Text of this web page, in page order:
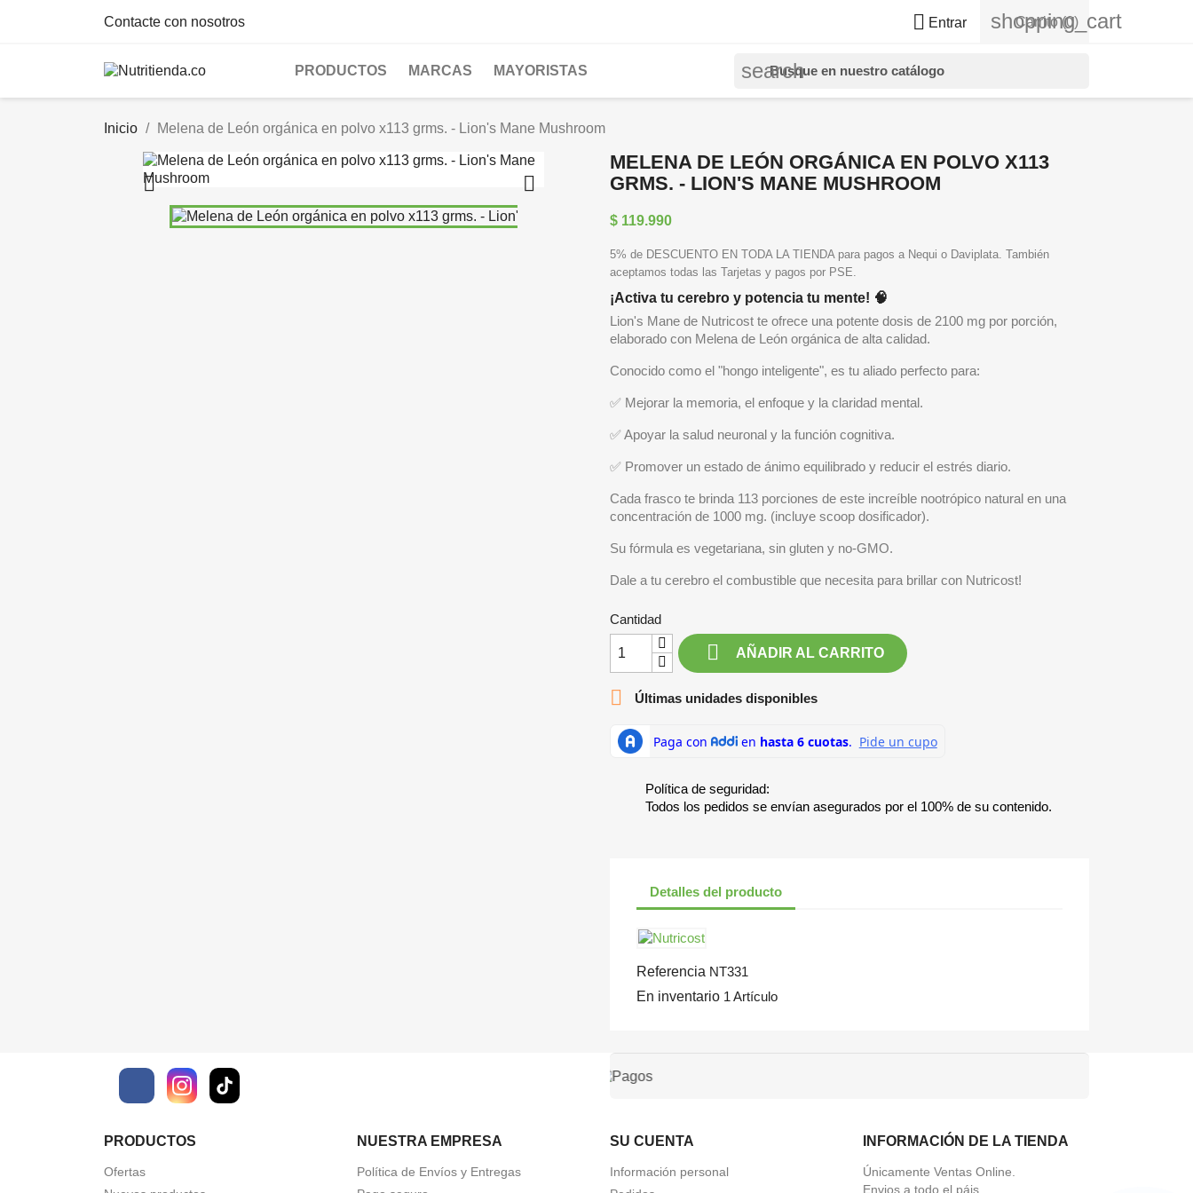
Contacte con nosotros  Entrar shopping_cart
Carrito (0)
PRODUCTOS MARCAS MAYORISTAS search
Inicio Melena de León orgánica en polvo x113 grms. - Lion's Mane Mushroom
 
MELENA DE LEÓN ORGÁNICA EN POLVO X113
GRMS. - LION'S MANE MUSHROOM
$ 119.990
5% de DESCUENTO EN TODA LA TIENDA para pagos a Nequi o Daviplata. También
aceptamos todas las Tarjetas y pagos por PSE.
¡Activa tu cerebro y potencia tu mente! 🧠
Lion's Mane de Nutricost te ofrece una potente dosis de 2100 mg por porción,
elaborado con Melena de León orgánica de alta calidad.
Conocido como el "hongo inteligente", es tu aliado perfecto para:
✅ Mejorar la memoria, el enfoque y la claridad mental.
✅ Apoyar la salud neuronal y la función cognitiva.
✅ Promover un estado de ánimo equilibrado y reducir el estrés diario.
Cada frasco te brinda 113 porciones de este increíble nootrópico natural en una
concentración de 1000 mg. (incluye scoop dosificador).
Su fórmula es vegetariana, sin gluten y no-GMO.
Dale a tu cerebro el combustible que necesita para brillar con Nutricost!
Cantidad
 AÑADIR AL CARRITO
 Últimas unidades disponibles
Política de seguridad:
Todos los pedidos se envían asegurados por el 100% de su contenido.
Detalles del producto
Referencia NT331
En inventario 1 Artículo
Facebook
PRODUCTOS
Ofertas
NUESTRA EMPRESA
Política de Envíos y Entregas
SU CUENTA
Información personal
INFORMACIÓN DE LA TIENDA
Únicamente Ventas Online.
Envios a todo el páis.